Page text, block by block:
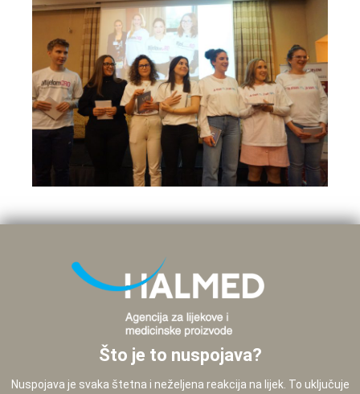
Što je to nuspojava?
Nuspojava je svaka štetna i neželjena reakcija na lijek. To uključuje